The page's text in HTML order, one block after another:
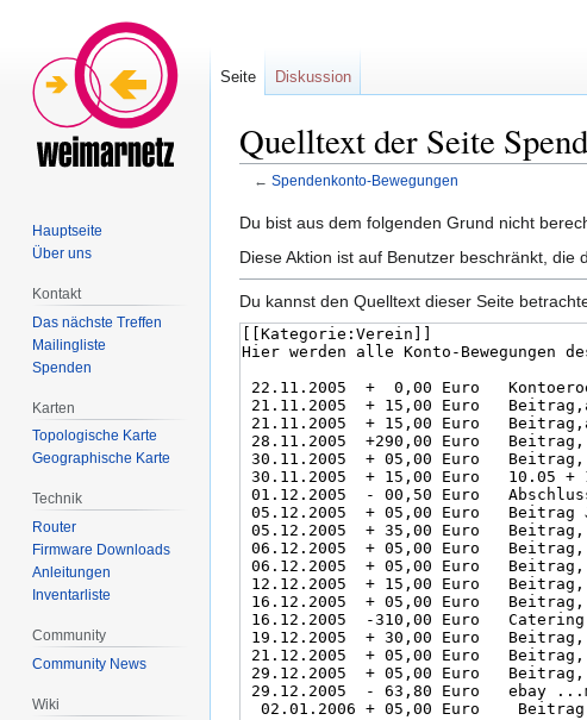
Quelltext der Seite
← Spendenkonto-Bewegungen
Zur
Navigation
Zur
Suche
Du bist aus dem folgenden Grund nicht
Diese Aktion ist auf Benutzer beschränkt, die
Du kannst den Quelltext dieser Seite
Seite Diskussion
Hauptseite
Über uns
Kontakt
Das nächste Treffen
Mailingliste
Spenden
Karten
Topologische Karte
Geographische Karte
Technik
Router
Firmware Downloads
Anleitungen
Inventarliste
Community
Community News
Wiki